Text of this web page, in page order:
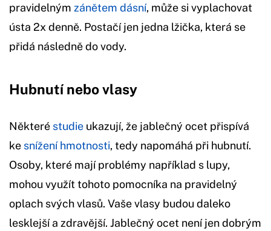
pravidelným zánětem dásní, může si vyplachovat
ústa 2x denně. Postačí jen jedna lžička, která se
přidá následně do vody.
Hubnutí nebo vlasy
Některé studie ukazují, že jablečný ocet přispívá
ke snížení hmotnosti, tedy napomáhá při hubnutí.
Osoby, které mají problémy například s lupy,
mohou využít tohoto pomocníka na pravidelný
oplach svých vlasů. Vaše vlasy budou daleko
lesklejší a zdravější. Jablečný ocet není jen dobrým